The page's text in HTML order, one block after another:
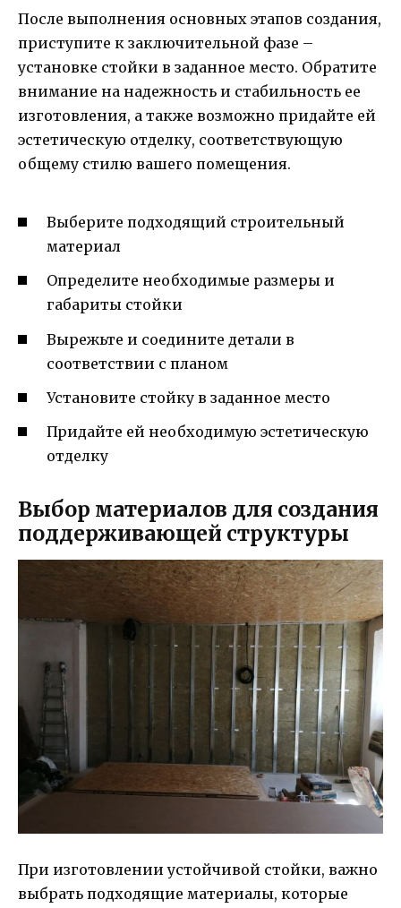
После выполнения основных этапов создания,
приступите к заключительной фазе –
установке стойки в заданное место. Обратите
внимание на надежность и стабильность ее
изготовления, а также возможно придайте ей
эстетическую отделку, соответствующую
общему стилю вашего помещения.
Выберите подходящий строительный
материал
Определите необходимые размеры и
габариты стойки
Вырежьте и соедините детали в
соответствии с планом
Установите стойку в заданное место
Придайте ей необходимую эстетическую
отделку
Выбор материалов для создания
поддерживающей структуры
При изготовлении устойчивой стойки, важно
выбрать подходящие материалы, которые